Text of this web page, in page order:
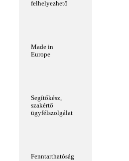
felhelyezhető
Made in
Europe
Segítőkész,
szakértő
ügyfélszolgálat
Fenntarthatóság